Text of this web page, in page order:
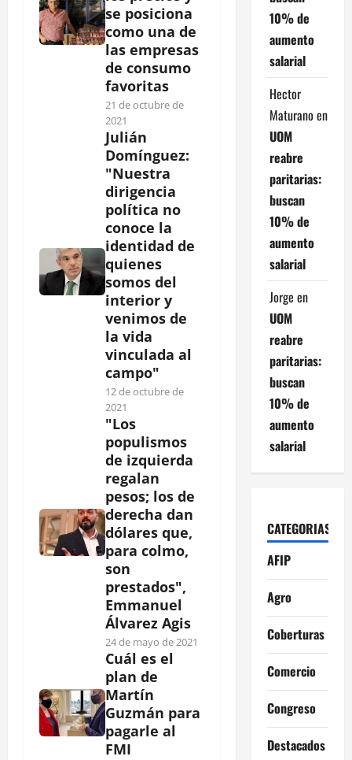
se posiciona
como una de
las empresas
de consumo
favoritas
21 de octubre de
2021
Julián
Domínguez:
"Nuestra
dirigencia
política no
conoce la
identidad de
quienes
somos del
interior y
venimos de
la vida
vinculada al
campo"
12 de octubre de
2021
"Los
populismos
de izquierda
regalan
pesos; los de
derecha dan
dólares que,
para colmo,
son
prestados",
Emmanuel
Álvarez Agis
24 de mayo de 2021
Cuál es el
plan de
Martín
Guzmán para
pagarle al
FMI
10% de
aumento
salarial
Hector
Maturano en
UOM
reabre
paritarias:
buscan
10% de
aumento
salarial
Jorge en
UOM
reabre
paritarias:
buscan
10% de
aumento
salarial
CATEGORIAS
AFIP
Agro
Coberturas
Comercio
Congreso
Destacados